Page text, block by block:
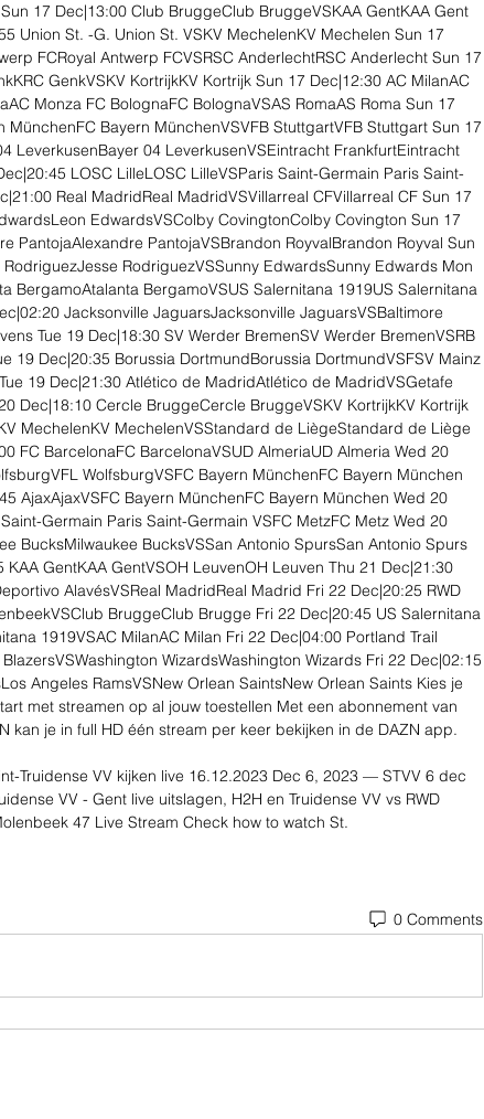
17 Dec|13:00 Club BruggeClub BruggeVSKAA GentKAA Gent
Union St. -G. Union St. VSKV MechelenKV Mechelen Sun 17
FCRoyal Antwerp FCVSRSC AnderlechtRSC Anderlecht Sun 17
GenkVSKV KortrijkKV Kortrijk Sun 17 Dec|12:30 AC MilanAC
Monza FC BolognaFC BolognaVSAS RomaAS Roma Sun 17
MünchenFC Bayern MünchenVSVFB StuttgartVFB Stuttgart Sun 17
LeverkusenBayer 04 LeverkusenVSEintracht FrankfurtEintracht
LOSC LilleLOSC LilleVSParis Saint-Germain Paris Saint-
Real MadridReal MadridVSVillarreal CFVillarreal CF Sun 17
EdwardsVSColby CovingtonColby Covington Sun 17
PantojaAlexandre PantojaVSBrandon RoyvalBrandon Royval Sun
RodriguezVSSunny EdwardsSunny Edwards Mon
BergamoAtalanta BergamoVSUS Salernitana 1919US Salernitana
Jacksonville JaguarsJacksonville JaguarsVSBaltimore
Tue 19 Dec|18:30 SV Werder BremenSV Werder BremenVSRB
19 Dec|20:35 Borussia DortmundBorussia DortmundVSFSV Mainz
19 Dec|21:30 Atlético de MadridAtlético de MadridVSGetafe
Dec|18:10 Cercle BruggeCercle BruggeVSKV KortrijkKV Kortrijk
MechelenKV MechelenVSStandard de LiègeStandard de Liège
FC BarcelonaFC BarcelonaVSUD AlmeriaUD Almeria Wed 20
WolfsburgVSFC Bayern MünchenFC Bayern München
AjaxAjaxVSFC Bayern MünchenFC Bayern München Wed 20
Germain Paris Saint-Germain VSFC MetzFC Metz Wed 20
BucksMilwaukee BucksVSSan Antonio SpursSan Antonio Spurs
KAA GentKAA GentVSOH LeuvenOH Leuven Thu 21 Dec|21:30
AlavésVSReal MadridReal Madrid Fri 22 Dec|20:25 RWD
BruggeClub Brugge Fri 22 Dec|20:45 US Salernitana
1919VSAC MilanAC Milan Fri 22 Dec|04:00 Portland Trail
WizardsWashington Wizards Fri 22 Dec|02:15
Angeles RamsVSNew Orlean SaintsNew Orlean Saints Kies je
met streamen op al jouw toestellen Met een abonnement van
kan je in full HD één stream per keer bekijken in de DAZN app.
Truidense VV kijken live 16.12.2023 Dec 6, 2023 — STVV 6 dec
VV - Gent live uitslagen, H2H en Truidense VV vs RWD
47 Live Stream Check how to watch St.
0 Comments